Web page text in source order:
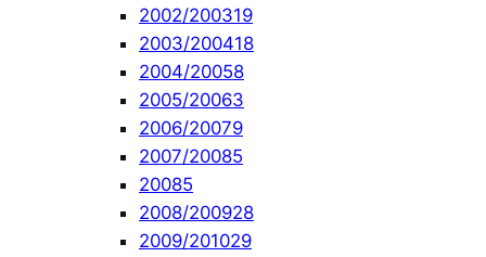
2002/200319
2003/200418
2004/20058
2005/20063
2006/20079
2007/20085
20085
2008/200928
2009/201029